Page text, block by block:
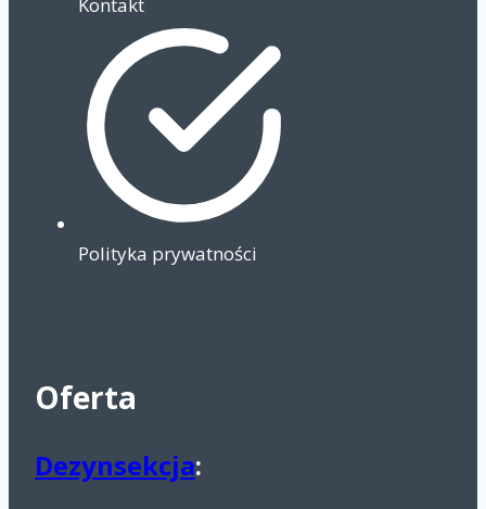
Kontakt
Polityka prywatności
Oferta
Dezynsekcja: